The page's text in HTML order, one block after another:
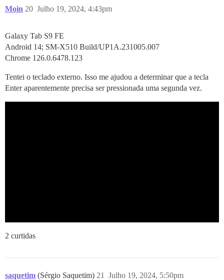
Moin Julho 19, 2024, 4:43pm
20
Galaxy Tab S9 FE
Android 14; SM-X510 Build/UP1A.231005.007
Chrome 126.0.6478.123
Tentei o teclado externo. Isso me ajudou a determinar que a tecla
Enter aparentemente precisa ser pressionada uma segunda vez.
2 curtidas
saquetim (Sérgio Saquetim) Julho 19, 2024, 5:50pm
21